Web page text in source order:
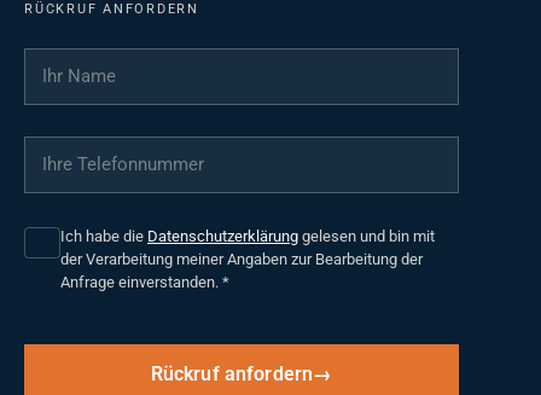
RÜCKRUF ANFORDERN
Ihr Name
Ihre Telefonnummer
Ich habe die Datenschutzerklärung gelesen und bin mit
der Verarbeitung meiner Angaben zur Bearbeitung der
Anfrage einverstanden. *
Rückruf anfordern